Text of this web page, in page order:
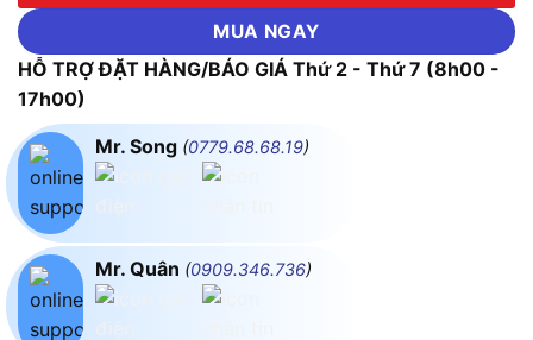
MUA NGAY
HỖ TRỢ ĐẶT HÀNG/BÁO GIÁ Thứ 2 - Thứ 7 (8h00 -
17h00)
Mr. Song (0779.68.68.19)
Mr. Quân (0909.346.736)